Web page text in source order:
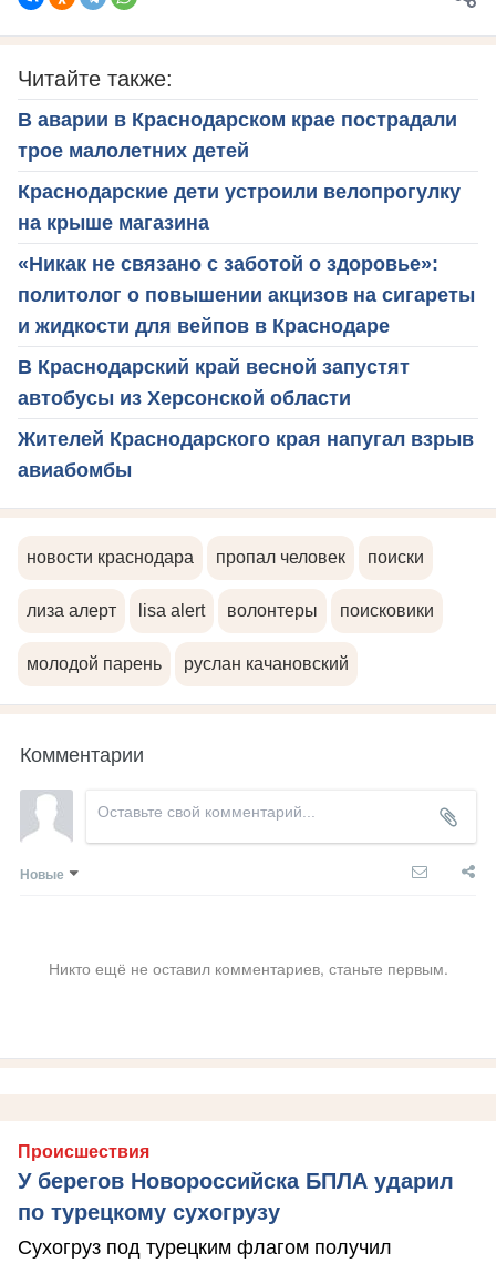
Читайте также:
В аварии в Краснодарском крае пострадали
трое малолетних детей
Краснодарские дети устроили велопрогулку
на крыше магазина
«Никак не связано с заботой о здоровье»:
политолог о повышении акцизов на сигареты
и жидкости для вейпов в Краснодаре
В Краснодарский край весной запустят
автобусы из Херсонской области
Жителей Краснодарского края напугал взрыв
авиабомбы
новости краснодара пропал человек поиски
лиза алерт lisa alert волонтеры поисковики
молодой парень руслан качановский
Комментарии
Новые
Никто ещё не оставил комментариев, станьте первым.
Происшествия
У берегов Новороссийска БПЛА ударил
по турецкому сухогрузу
Сухогруз под турецким флагом получил